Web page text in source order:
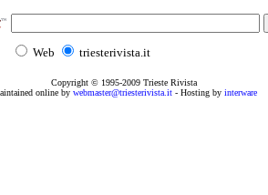
Web triesterivista.it
Copyright © 1995-2009 Trieste Rivista
online by webmaster@triesterivista.it- Hosting by interware